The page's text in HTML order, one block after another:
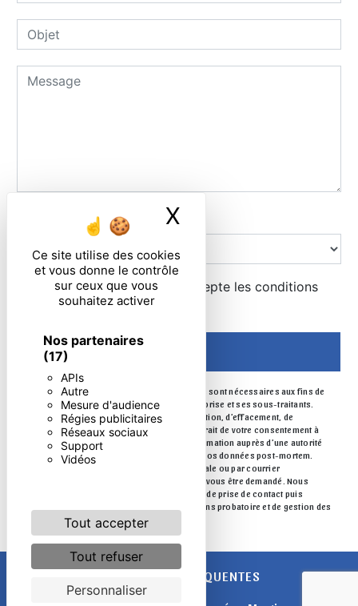
Ce site utilise des cookies
et vous donne le contrôle
sur ceux que vous
souhaitez activer
Nos partenaires
(17)
APIs
Autre
Mesure d'audience
Régies publicitaires
Réseaux sociaux
Support
Vidéos
Tout accepter
Tout refuser
Personnaliser
X
Combien font cinq plus huit
En cochant cette case, j'accepte les conditions
particulières ci-dessous **
** Les données personnelles communiquées sont nécessaires aux fins de
vous contacter. Elles sont destinées à l'entreprise et ses sous-traitants.
Vous disposez de droits d’accès, de rectification, d’effacement, de
portabilité, de limitation, d’opposition, de retrait de votre consentement à
tout moment et du droit d’introduire une réclamation auprès d’une autorité
de contrôle, ainsi que d’organiser le sort de vos données post-mortem.
Vous pouvez exercer ces droits par voie postale ou par courrier
électronique. Un justificatif d'identité pourra vous être demandé. Nous
conservons vos données pendant la période de prise de contact puis
pendant la durée de prescription légale aux fins probatoire et de gestion des
contentieux.
RECHERCHES FRÉQUENTES